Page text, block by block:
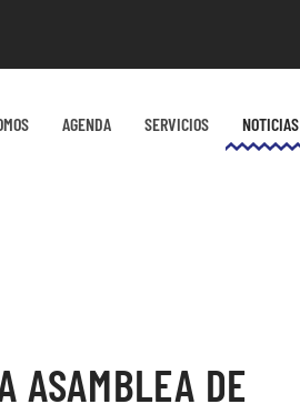
AGENDA SERVICIOS NOTICIAS
ASAMBLEA DE